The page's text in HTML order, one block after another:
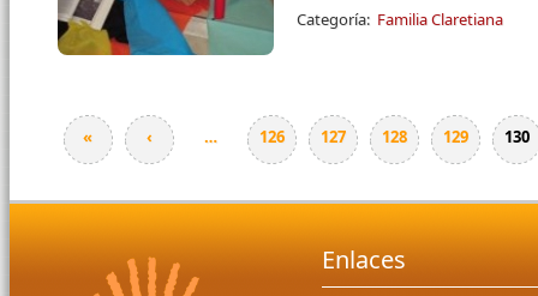
Categoría: Familia Claretiana
Páginas
« ‹ … 126 127 128 129 130
Enlaces